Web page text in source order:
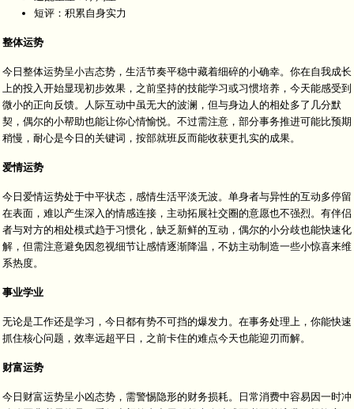
短评：积累自身实力
整体运势
今日整体运势呈小吉态势，生活节奏平稳中藏着细碎的小确幸。你在自我成长
上的投入开始显现初步效果，之前坚持的技能学习或习惯培养，今天能感受到
微小的正向反馈。人际互动中虽无大的波澜，但与身边人的相处多了几分默
契，偶尔的小帮助也能让你心情愉悦。不过需注意，部分事务推进可能比预期
稍慢，耐心是今日的关键词，按部就班反而能收获更扎实的成果。
爱情运势
今日爱情运势处于中平状态，感情生活平淡无波。单身者与异性的互动多停留
在表面，难以产生深入的情感连接，主动拓展社交圈的意愿也不强烈。有伴侣
者与对方的相处模式趋于习惯化，缺乏新鲜的互动，偶尔的小分歧也能快速化
解，但需注意避免因忽视细节让感情逐渐降温，不妨主动制造一些小惊喜来维
系热度。
事业学业
无论是工作还是学习，今日都有势不可挡的爆发力。在事务处理上，你能快速
抓住核心问题，效率远超平日，之前卡住的难点今天也能迎刃而解。
财富运势
今日财富运势呈小凶态势，需警惕隐形的财务损耗。日常消费中容易因一时冲